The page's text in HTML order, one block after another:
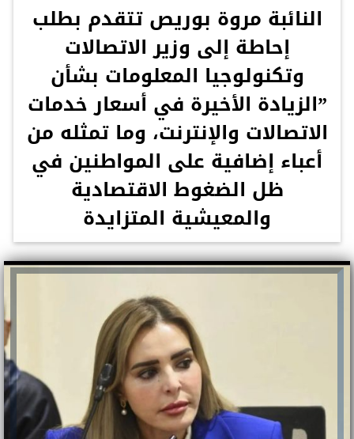
النائبة مروة بوريص تتقدم بطلب
إحاطة إلى وزير الاتصالات
وتكنولوجيا المعلومات بشأن
”الزيادة الأخيرة في أسعار خدمات
الاتصالات والإنترنت، وما تمثله من
أعباء إضافية على المواطنين في
ظل الضغوط الاقتصادية
والمعيشية المتزايدة